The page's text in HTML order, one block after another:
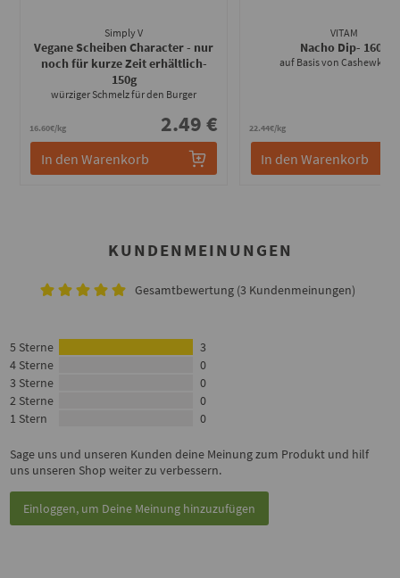
Simply V
Vegane Scheiben Character - nur
noch für kurze Zeit erhältlich-
150g
würziger Schmelz für den Burger
16.60€/kg 2.49 €
In den Warenkorb
VITAM
Nacho Dip- 160g
auf Basis von
22.44€/kg
In den Warenkorb
KUNDENMEINUNGEN
Gesamtbewertung (3 Kundenmeinungen)
5 Sterne
3
4 Sterne
0
3 Sterne
0
2 Sterne
0
1 Stern
0
Sage uns und unseren Kunden deine Meinung zum Produkt und hilf
uns unseren Shop weiter zu verbessern.
Einloggen, um Deine Meinung hinzuzufügen